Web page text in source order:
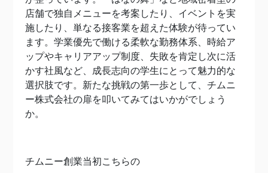
店舗で独自メニューを考案したり、イベントを実
施したり、単なる接客業を超えた体験が待ってい
ます。学業優先で働ける柔軟な勤務体系、時給ア
ップやキャリアアップ制度、失敗を肯定し次に活
かす社風など、成長志向の学生にとって魅力的な
選択肢です。新たな挑戦の第一歩として、チムニ
ー株式会社の扉を叩いてみてはいかがでしょう
か。
チムニー創業当初こちらの